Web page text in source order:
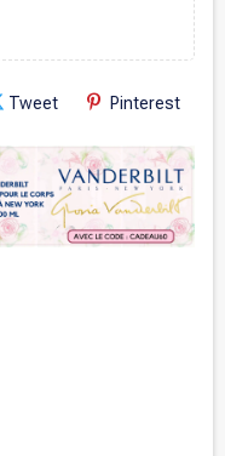
Tweet Pinterest